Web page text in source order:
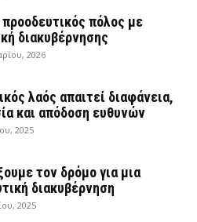
προοδευτικός πόλος με
διακυβέρνησης
2026
λαός απαιτεί διαφάνεια,
και απόδοση ευθυνών
2025
τον δρόμο για μια
διακυβέρνηση
2025